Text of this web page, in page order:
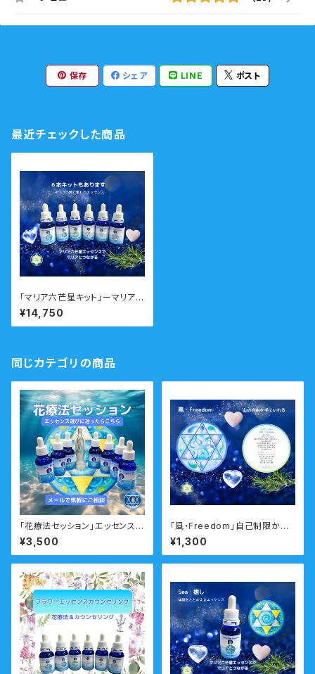
保存 シェア LINE ポスト
最近チェックした商品
「マリア六芒星キット」ーマリアの
愛と癒しにつながる６つの湧水
エッセンスー 瞑想音声ガイド
付き ウォーターエッセンスシン
¥14,750
同じカテゴリの商品
「花療法セッション」エッセンス選
びに迷ったらこちらのメニュー
メール
¥3,500
「風・Freedom」自己制限から
自由になるマリアシンボルカー
ド 瞑想音声ガイド付き
¥1,300